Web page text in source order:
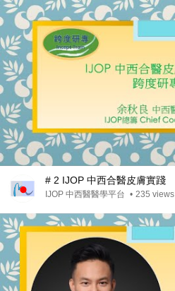
# 2 IJOP 中西合醫皮膚實踐
IJOP 中西醫醫學平台 • 235 views